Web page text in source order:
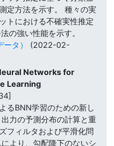
定方法を示す。 種々の実
トにおける不確実性推定
の強い性能を示す。
タ）
(2022-02-
Networks for
Learning
るBNN学習のための新し
力の予測分布の計算と重
フィルタおよび平滑化問
より、勾配降下のないシ